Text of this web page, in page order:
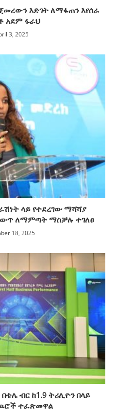
እድገት ለማፋጠን እየሰራ
አደም ፋራህ
3, 2025
ላይ የተደረገው ማሻሻያ
ለማምጣት ማስቻሉ ተገለፀ
18, 2025
ብር ከ1.9 ትሪሊዮን በላይ
ተፈጽመዋል